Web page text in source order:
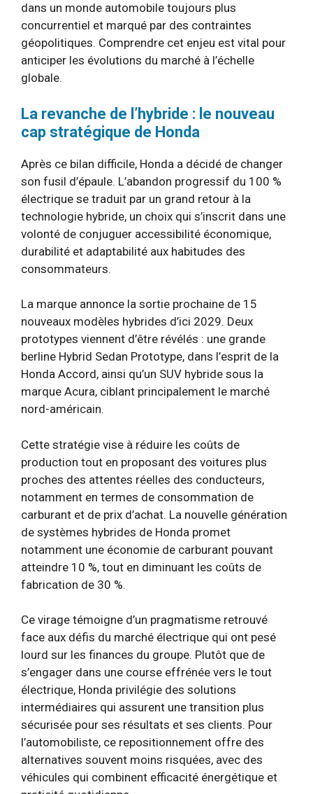
dans un monde automobile toujours plus
concurrentiel et marqué par des contraintes
géopolitiques. Comprendre cet enjeu est vital pour
anticiper les évolutions du marché à l’échelle
globale.
La revanche de l’hybride : le nouveau
cap stratégique de Honda
Après ce bilan difficile, Honda a décidé de changer
son fusil d’épaule. L’abandon progressif du 100 %
électrique se traduit par un grand retour à la
technologie hybride, un choix qui s’inscrit dans une
volonté de conjuguer accessibilité économique,
durabilité et adaptabilité aux habitudes des
consommateurs.
La marque annonce la sortie prochaine de 15
nouveaux modèles hybrides d’ici 2029. Deux
prototypes viennent d’être révélés : une grande
berline Hybrid Sedan Prototype, dans l’esprit de la
Honda Accord, ainsi qu’un SUV hybride sous la
marque Acura, ciblant principalement le marché
nord-américain.
Cette stratégie vise à réduire les coûts de
production tout en proposant des voitures plus
proches des attentes réelles des conducteurs,
notamment en termes de consommation de
carburant et de prix d’achat. La nouvelle génération
de systèmes hybrides de Honda promet
notamment une économie de carburant pouvant
atteindre 10 %, tout en diminuant les coûts de
fabrication de 30 %.
Ce virage témoigne d’un pragmatisme retrouvé
face aux défis du marché électrique qui ont pesé
lourd sur les finances du groupe. Plutôt que de
s’engager dans une course effrénée vers le tout
électrique, Honda privilégie des solutions
intermédiaires qui assurent une transition plus
sécurisée pour ses résultats et ses clients. Pour
l’automobiliste, ce repositionnement offre des
alternatives souvent moins risquées, avec des
véhicules qui combinent efficacité énergétique et